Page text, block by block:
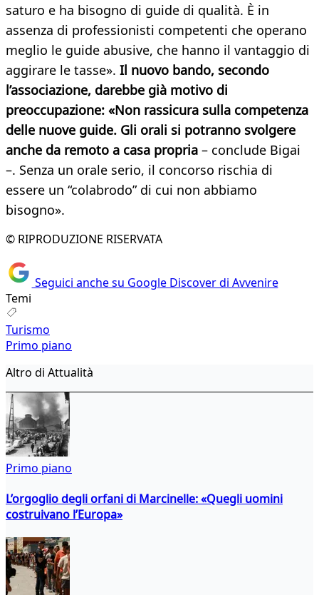
saturo e ha bisogno di guide di qualità. È in
assenza di professionisti competenti che operano
meglio le guide abusive, che hanno il vantaggio di
aggirare le tasse». Il nuovo bando, secondo
l’associazione, darebbe già motivo di
preoccupazione: «Non rassicura sulla competenza
delle nuove guide. Gli orali si potranno svolgere
anche da remoto a casa propria – conclude Bigai
–. Senza un orale serio, il concorso rischia di
essere un “colabrodo” di cui non abbiamo
bisogno».
© RIPRODUZIONE RISERVATA
Seguici anche su Google Discover di Avvenire
Temi
Turismo
Primo piano
Altro di Attualità
Primo piano
L’orgoglio degli orfani di Marcinelle: «Quegli uomini
costruivano l’Europa»